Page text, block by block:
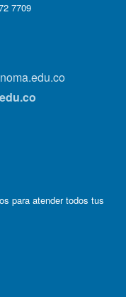
7709
para atender todos tus